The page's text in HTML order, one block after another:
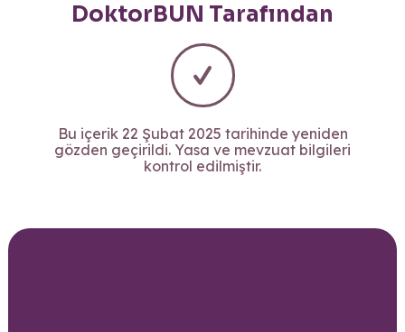
DoktorBUN Tarafından
Bu içerik 22 Şubat 2025 tarihinde yeniden
gözden geçirildi. Yasa ve mevzuat bilgileri
kontrol edilmiştir.